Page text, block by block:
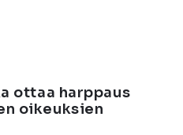
ottaa harppaus
oikeuksien